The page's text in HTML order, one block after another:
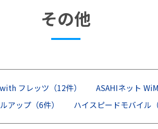
その他
フレッツ（12件） ASAHIネット
アップ（6件） ハイスピードモバイル